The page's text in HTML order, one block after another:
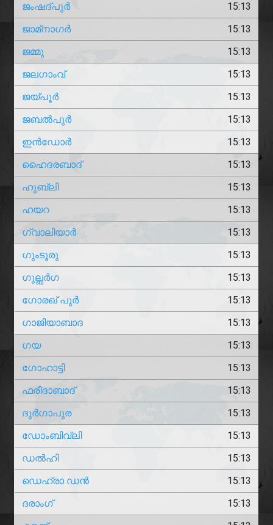
ജംഷദ്പുർ
15:13
ജാമ്‌നാഗർ
15:13
ജമ്മു
15:13
ജലഗാംവ്
15:13
ജയ്പൂർ
15:13
ജബൽപുർ
15:13
ഇൻഡോർ
15:13
ഹൈദരബാദ്
15:13
ഹുബ്ലി
15:13
ഹയറ
15:13
ഗ്വാലിയാർ
15:13
ഗുംടൂരു
15:13
ഗുല്ബർഗ
15:13
ഗോരഖ് പുർ
15:13
ഗാജിയാബാദ
15:13
ഗയ
15:13
ഗോഹാട്ടി
15:13
ഫരീദാബാദ്
15:13
ദുർഗാപുര
15:13
ഡോംബിവ്‌ലി
15:13
ഡൽഹി
15:13
ഡെഹ്രാ ഡൻ
15:13
ദരാംഗ്
15:13